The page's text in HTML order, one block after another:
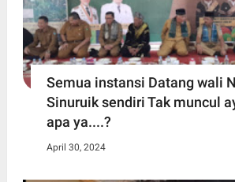
Semua instansi Datang wali
Sinuruik sendiri Tak muncul
apa ya....?
April 30, 2024